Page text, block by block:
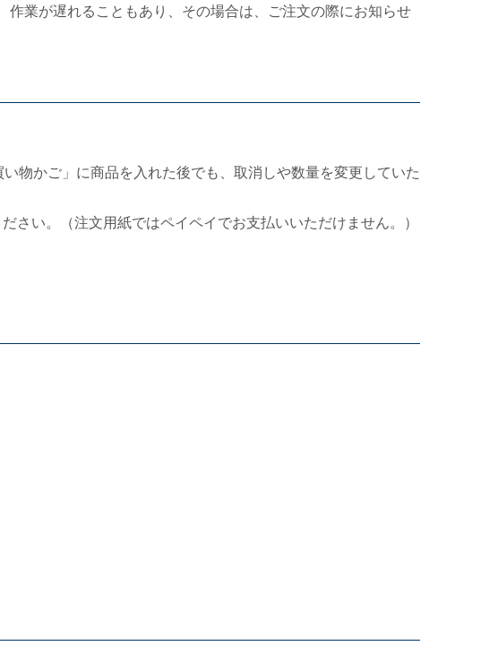
業が遅れることもあり、その場合は、ご注文の際にお知らせ
物かご」に商品を入れた後でも、取消しや数量を変更していた
さい。（注文用紙ではペイペイでお支払いいただけません。）